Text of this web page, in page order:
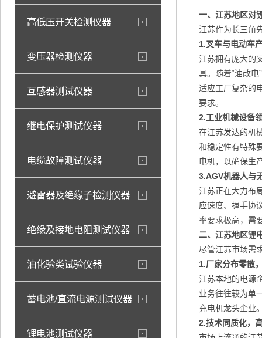
高低压开关检测仪器
变压器检测仪器
互感器测试仪器
继电保护测试仪器
电缆故障测试仪器
避雷器及绝缘子检测仪器
绝缘及接地电阻测试仪器
油化验类试验仪器
蓄电池/直流电源测试仪器
锂电池测试仪器
一、江苏地区对
江苏作为长三角
1.叉车与电动车
江苏拥有庞大的
具。随着“油改
适应工厂复杂的
要求。
2.工业机械设备
在江苏发达的机
和稳定性有特殊
电机，以确保生
3.AGV机器人与
江苏正在大力布
应速度、握手协
率要求极高，需
二、江苏地区锂
尽管江苏市场需
1.厂家分布零散
江苏本地的电源
业务往往较为单
充电机龙头企业
2.技术同质化，